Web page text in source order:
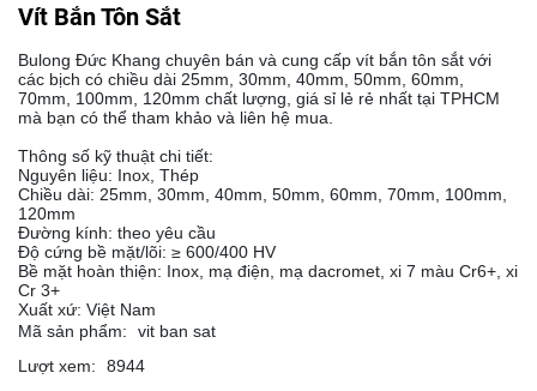
Vít Bắn Tôn Sắt
Bulong Đức Khang chuyên bán và cung cấp vít bắn tôn sắt với
các bịch có chiều dài 25mm, 30mm, 40mm, 50mm, 60mm,
70mm, 100mm, 120mm chất lượng, giá sỉ lẻ rẻ nhất tại TPHCM
mà bạn có thể tham khảo và liên hệ mua.
Thông số kỹ thuật chi tiết:
Nguyên liệu: Inox, Thép
Chiều dài: 25mm, 30mm, 40mm, 50mm, 60mm, 70mm, 100mm,
120mm
Đường kính: theo yêu cầu
Độ cứng bề mặt/lõi: ≥ 600/400 HV
Bề mặt hoàn thiện: Inox, mạ điện, mạ dacromet, xi 7 màu Cr6+, xi
Cr 3+
Xuất xứ: Việt Nam
Mã sản phẩm:
vit ban sat
Lượt xem:
8944